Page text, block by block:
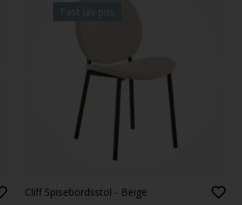
Fast lav pris
Cliff Spisebordsstol - Beige